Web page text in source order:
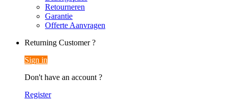
Retourneren
Garantie
Offerte Aanvragen
Returning Customer ?
Sign in
Don't have an account ?
Register